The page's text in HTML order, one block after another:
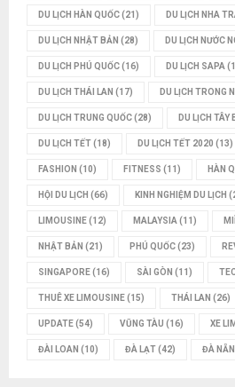
DU LỊCH HÀN QUỐC(21) DU LỊCH NHA
DU LỊCH NHẬT BẢN (28) DU LỊCH NƯỚC
DU LỊCH PHÚ QUỐC(16) DU LỊCH SAPA
DU LỊCH THÁI LAN (17) DU LỊCH TRONG
DU LỊCH TRUNG QUỐC(28) DU LỊCH TÂY
DU LỊCH TẾT (18) DU LỊCH TẾT 2020 (13)
FASHION (10) FITNESS (11) HÀN
HỘI DU LỊCH (66) KINH NGHIỆM DU LỊCH
LIMOUSINE(12) MALAYSIA(11)
NHẬT BẢN (21) PHÚ QUỐC(23)
SINGAPORE(16) SÀI GÒN (11)
THUÊ XE LIMOUSINE(15) THÁI LAN (26)
UPDATE(54) VŨNG TÀU (16) XE
ĐÀI LOAN (10) ĐÀ LẠT (42) ĐÀ